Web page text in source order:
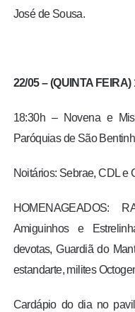
José de Sousa.
22/05 – (QUINTA
18:30h – Novena e
Paróquias de São
Noitários: Sebrae, CDL e
HOMENAGEADOS:
Amiguinhos e
devotas, Guardiã do
estandarte, milites
Cardápio do dia no